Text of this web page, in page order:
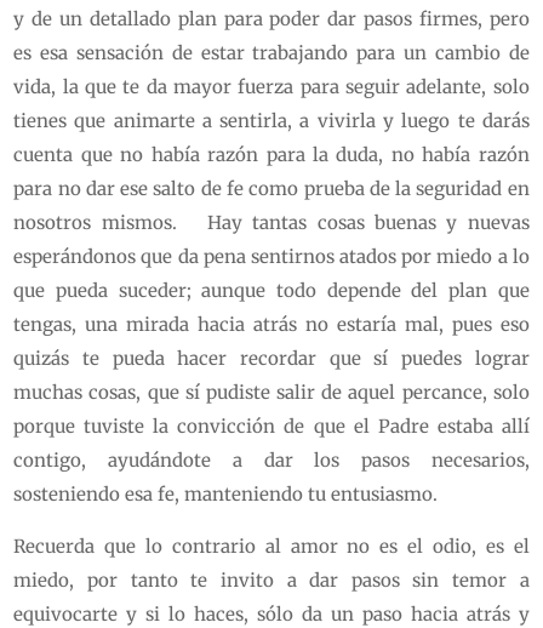
y de un detallado plan para poder dar pasos firmes, pero
es esa sensación de estar trabajando para un cambio de
vida, la que te da mayor fuerza para seguir adelante, solo
tienes que animarte a sentirla, a vivirla y luego te darás
cuenta que no había razón para la duda, no había razón
para no dar ese salto de fe como prueba de la seguridad en
nosotros mismos. Hay tantas cosas buenas y nuevas
esperándonos que da pena sentirnos atados por miedo a lo
que pueda suceder; aunque todo depende del plan que
tengas, una mirada hacia atrás no estaría mal, pues eso
quizás te pueda hacer recordar que sí puedes lograr
muchas cosas, que sí pudiste salir de aquel percance, solo
porque tuviste la convicción de que el Padre estaba allí
contigo, ayudándote a dar los pasos necesarios,
sosteniendo esa fe, manteniendo tu entusiasmo.
Recuerda que lo contrario al amor no es el odio, es el
miedo, por tanto te invito a dar pasos sin temor a
equivocarte y si lo haces, sólo da un paso hacia atrás y